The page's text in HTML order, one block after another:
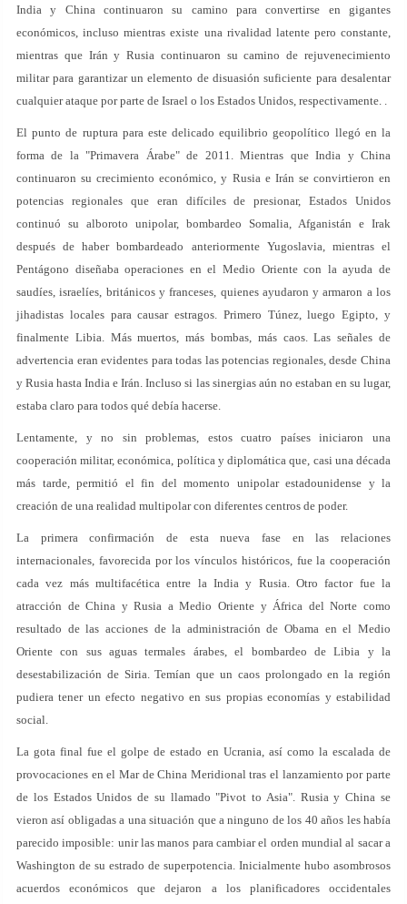
India y China continuaron su camino para convertirse en gigantes
económicos, incluso mientras existe una rivalidad latente pero constante,
mientras que Irán y Rusia continuaron su camino de rejuvenecimiento
militar para garantizar un elemento de disuasión suficiente para desalentar
cualquier ataque por parte de Israel o los Estados Unidos, respectivamente. .
El punto de ruptura para este delicado equilibrio geopolítico llegó en la
forma de la "Primavera Árabe" de 2011. Mientras que India y China
continuaron su crecimiento económico, y Rusia e Irán se convirtieron en
potencias regionales que eran difíciles de presionar, Estados Unidos
continuó su alboroto unipolar, bombardeo Somalia, Afganistán e Irak
después de haber bombardeado anteriormente Yugoslavia, mientras el
Pentágono diseñaba operaciones en el Medio Oriente con la ayuda de
saudíes, israelíes, británicos y franceses, quienes ayudaron y armaron a los
jihadistas locales para causar estragos. Primero Túnez, luego Egipto, y
finalmente Libia. Más muertos, más bombas, más caos. Las señales de
advertencia eran evidentes para todas las potencias regionales, desde China
y Rusia hasta India e Irán. Incluso si las sinergias aún no estaban en su lugar,
estaba claro para todos qué debía hacerse.
Lentamente, y no sin problemas, estos cuatro países iniciaron una
cooperación militar, económica, política y diplomática que, casi una década
más tarde, permitió el fin del momento unipolar estadounidense y la
creación de una realidad multipolar con diferentes centros de poder.
La primera confirmación de esta nueva fase en las relaciones
internacionales, favorecida por los vínculos históricos, fue la cooperación
cada vez más multifacética entre la India y Rusia. Otro factor fue la
atracción de China y Rusia a Medio Oriente y África del Norte como
resultado de las acciones de la administración de Obama en el Medio
Oriente con sus aguas termales árabes, el bombardeo de Libia y la
desestabilización de Siria. Temían que un caos prolongado en la región
pudiera tener un efecto negativo en sus propias economías y estabilidad
social.
La gota final fue el golpe de estado en Ucrania, así como la escalada de
provocaciones en el Mar de China Meridional tras el lanzamiento por parte
de los Estados Unidos de su llamado "Pivot to Asia". Rusia y China se
vieron así obligadas a una situación que a ninguno de los 40 años les había
parecido imposible: unir las manos para cambiar el orden mundial al sacar a
Washington de su estrado de superpotencia. Inicialmente hubo asombrosos
acuerdos económicos que dejaron a los planificadores occidentales